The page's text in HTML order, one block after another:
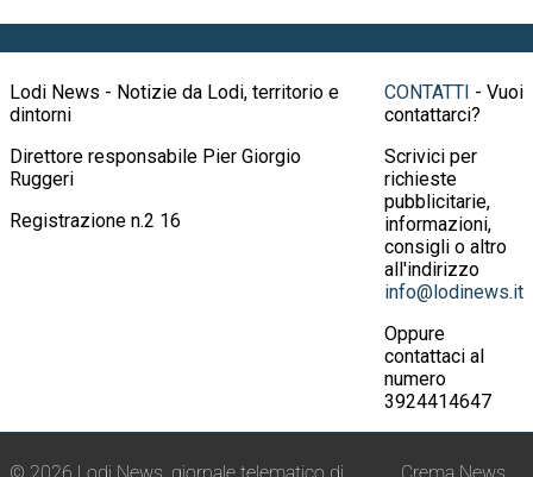
Lodi News - Notizie da Lodi, territorio e
dintorni
Direttore responsabile Pier Giorgio
Ruggeri
Registrazione n.2 16
CONTATTI - Vuoi
contattarci?
Scrivici per
richieste
pubblicitarie,
informazioni,
consigli o altro
all'indirizzo
info@lodinews.it
Oppure
contattaci al
numero
3924414647
© 2026 Lodi News, giornale telematico di Crema News